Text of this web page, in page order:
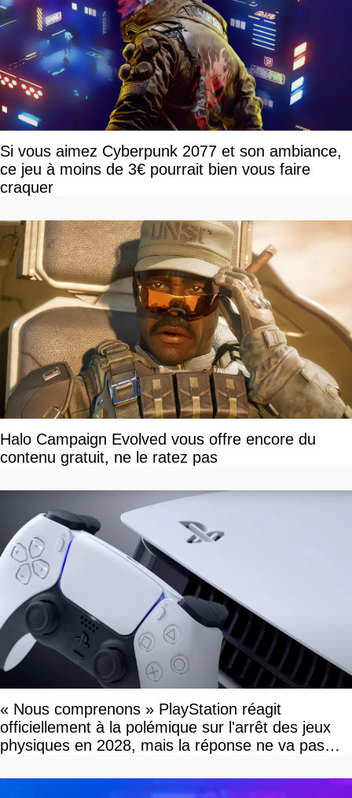
Si vous aimez Cyberpunk 2077 et son ambiance,
ce jeu à moins de 3€ pourrait bien vous faire
craquer
Halo Campaign Evolved vous offre encore du
contenu gratuit, ne le ratez pas
« Nous comprenons » PlayStation réagit
officiellement à la polémique sur l'arrêt des jeux
physiques en 2028, mais la réponse ne va pas